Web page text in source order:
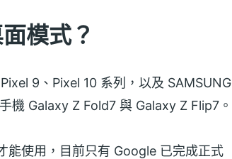
模式？
9、Pixel 10 系列，以及 SAMSUNG
機 Galaxy Z Fold7 與 Galaxy Z Flip7。
能使用，目前只有 Google 已完成正式